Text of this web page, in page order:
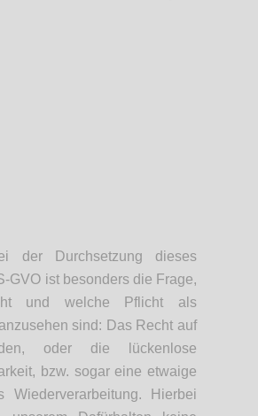
der Durchsetzung dieses
GVO ist besonders die Frage,
und welche Pflicht als
sind: Das Recht auf
oder die lückenlose
bzw. sogar eine etwaige
Wiederverarbeitung. Hierbei